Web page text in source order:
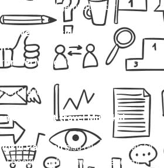
dan titik jemput-antar.
travel Mungkid Parakan
travel Mungkid
kerja.
tiket travel Mungkid
Parakanbisa dilakukan melalui
booking online di website resmi